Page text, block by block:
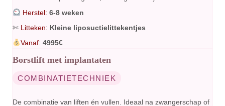
Herstel: 6-8 weken
✄ Litteken: Kleine liposuctielittekentjes
Vanaf: 4995€
Borstlift met implantaten
COMBINATIETECHNIEK
De combinatie van liften én vullen. Ideaal na zwangerschap of